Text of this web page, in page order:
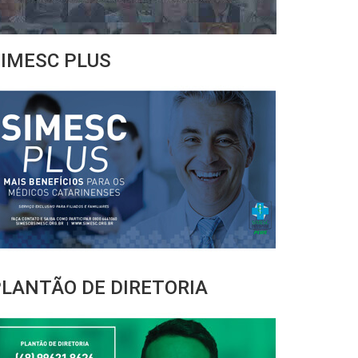
PLUS
DE DIRETORIA